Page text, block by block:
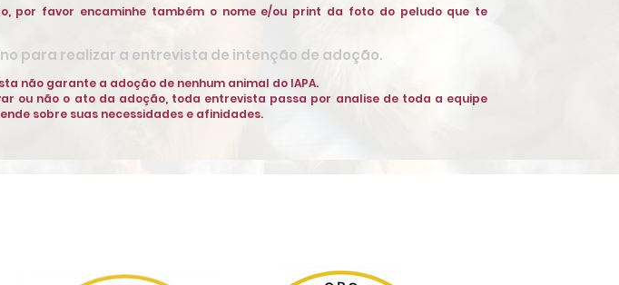
por favor encaminhe também o nome e/ou print da foto do peludo que te
para realizar a entrevista de intenção de adoção.
não garante a adoção de nenhum animal do IAPA.
ou não o ato da adoção, toda entrevista passa por analise de toda a equipe
sobre suas necessidades e afinidades.